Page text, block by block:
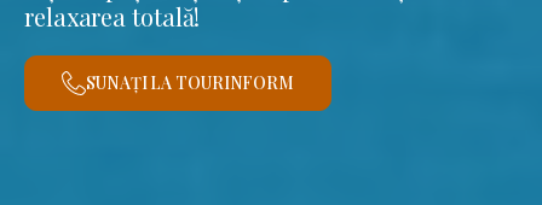
relaxarea totală!
SUNAȚI LA TOURINFORM